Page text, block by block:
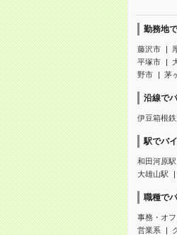
勤務地
藤沢市
平塚市
野市
茅
沿線で
伊豆箱根
駅でバ
和田河原駅
大雄山駅
職種で
事務・オ
営業系